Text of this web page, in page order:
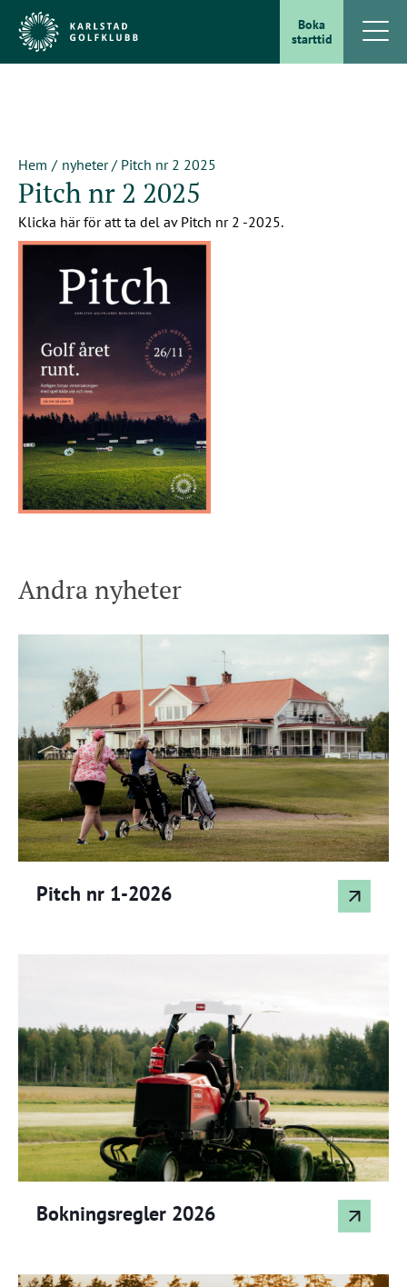
Boka
starttid
Hem nyheter/ Pitch nr 2 2025
Pitch nr 2 2025
Klicka här för att ta del av Pitch nr 2 -2025.
Andra nyheter
Pitch nr 1-2026
Bokningsregler 2026